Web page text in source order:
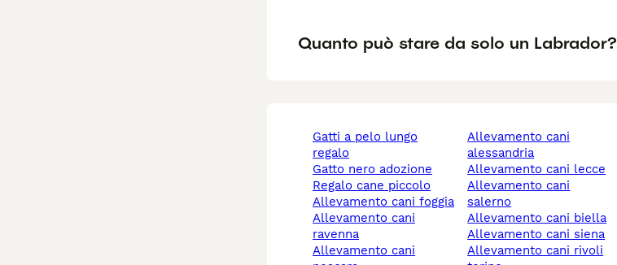
Quanto può stare da solo un Labrador?
gatti a pelo lungo
regalo
gatto nero adozione
regalo cane piccolo
allevamento cani foggia
allevamento cani
ravenna
allevamento cani
allevamento cani
alessandria
allevamento cani lecce
allevamento cani
salerno
allevamento cani biella
allevamento cani siena
allevamento cani rivoli